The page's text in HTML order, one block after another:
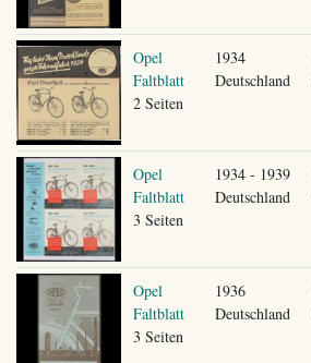
Opel
Faltblatt
2 Seiten
1934
Deutschland
Opel
Faltblatt
3 Seiten
1934 - 1939
Deutschland
Opel
Faltblatt
3 Seiten
1936
Deutschland